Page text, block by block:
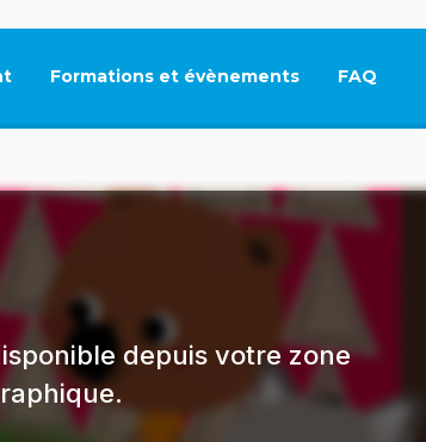
Formations et évènements FAQ
Ce lien
depuis votre zone